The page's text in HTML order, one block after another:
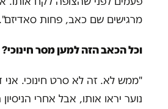
מרגישים שם כאב, פחות סאדיזם".
וכל הכאב הזה למען מסר חינוכי?
"ממש לא. זה לא סרט חינוכי. אני
נוער יראו אותו, אבל אחרי